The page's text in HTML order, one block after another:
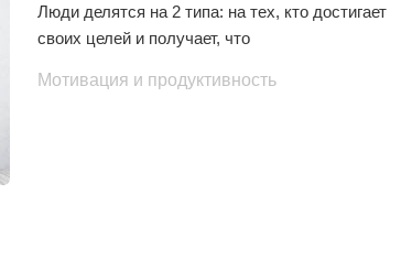
Люди делятся на 2 типа: на тех, кто достигает
своих целей и получает, что
Мотивация и продуктивность